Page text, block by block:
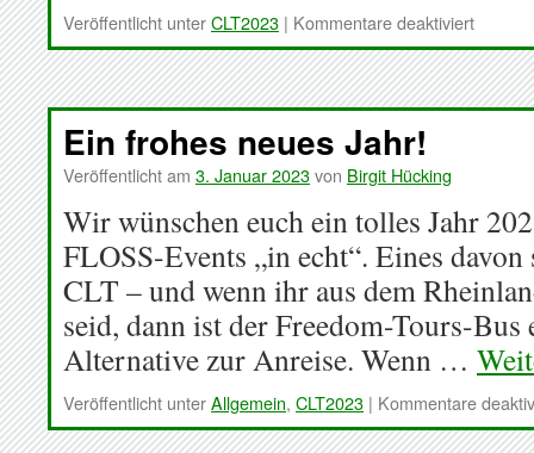
Veröffentlicht unterCLT2023 | Kommentare deaktiviertfür
Nach
den
CLT
ist
Ein frohes neues Jahr!
Veröffentlicht am 3. Januar 2023von Birgit Hücking
Wir wünschen euch ein tolles Jahr
FLOSS-Events „in echt“. Eines
CLT – und wenn ihr aus dem
seid, dann ist der Freedom-Tours-
Alternative zur Anreise. Wenn …
Veröffentlicht unterAllgemein, CLT2023 | Kommentare